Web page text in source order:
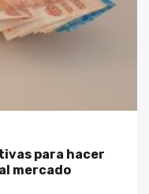
para hacer
mercado